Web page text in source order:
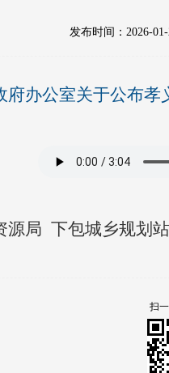
发布时间：2026-
府办公室关于公布
源局 下包城乡规划
扫